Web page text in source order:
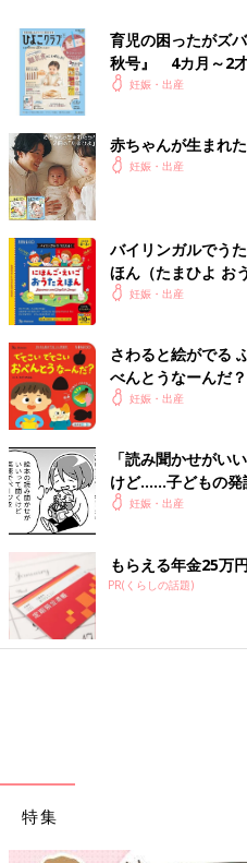
育児の困ったがズ
秋号』 4カ月～2才
いっぱい！
妊娠・出産
赤ちゃんが生まれ
妊娠・出産
バイリンガルでう
ほん（たまひよ お
妊娠・出産
さわると絵がでる
べんとうなーんだ？
妊娠・出産
「読み聞かせがい
けど……子どもの発
う子育て ＃64』
妊娠・出産
もらえる年金25万
PR(くらしの話題)
特集